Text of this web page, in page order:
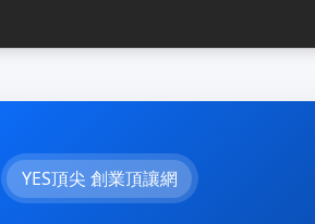
YES頂尖 創業頂讓網